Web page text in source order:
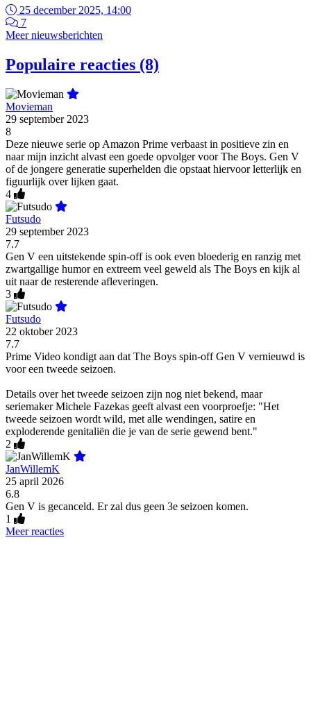
25 december 2025, 14:00
7
Meer nieuwsberichten
Populaire reacties (8)
Movieman
29 september 2023
8
Deze nieuwe serie op Amazon Prime verbaast in positieve zin en
naar mijn inzicht alvast een goede opvolger voor The Boys. Gen V
of de jongere generatie superhelden die opstaat hiervoor letterlijk en
figuurlijk over lijken gaat.
4
Futsudo
29 september 2023
7.7
Gen V een uitstekende spin-off is ook even bloederig en ranzig met
zwartgallige humor en extreem veel geweld als The Boys en kijk al
uit naar de resterende afleveringen.
3
Futsudo
22 oktober 2023
7.7
Prime Video kondigt aan dat The Boys spin-off Gen V vernieuwd is
voor een tweede seizoen.
Details over het tweede seizoen zijn nog niet bekend, maar
seriemaker Michele Fazekas geeft alvast een voorproefje: "Het
tweede seizoen wordt wild, met alle wendingen, satire en
exploderende genitaliën die je van de serie gewend bent."
2
JanWillemK
25 april 2026
6.8
Gen V is gecanceld. Er zal dus geen 3e seizoen komen.
1
Meer reacties